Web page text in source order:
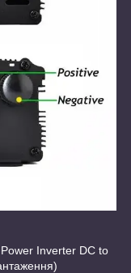
Inverter DC to